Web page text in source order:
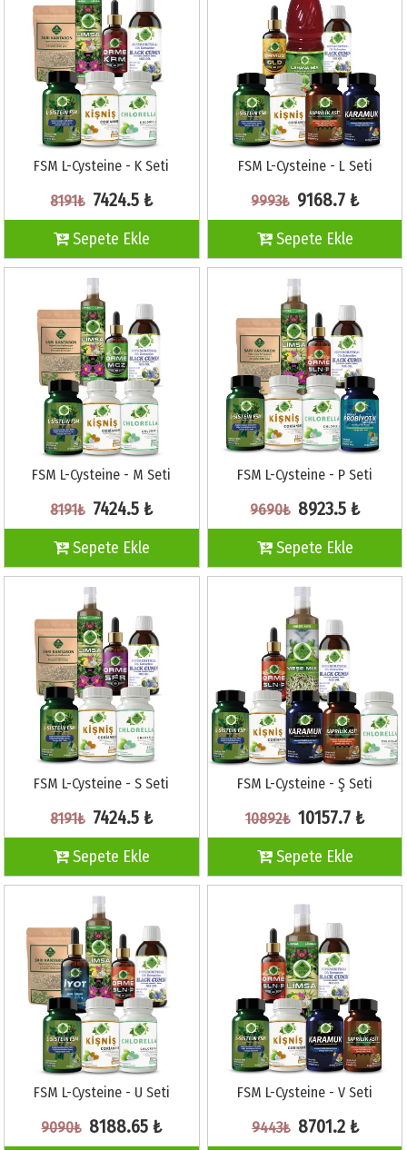
FSM L-Cysteine - K Seti
8191₺ 7424.5 ₺
Sepete Ekle
FSM L-Cysteine - L Seti
9993₺ 9168.7 ₺
Sepete Ekle
FSM L-Cysteine - M Seti
8191₺ 7424.5 ₺
Sepete Ekle
FSM L-Cysteine - P Seti
9690₺ 8923.5 ₺
Sepete Ekle
FSM L-Cysteine - S Seti
8191₺ 7424.5 ₺
Sepete Ekle
FSM L-Cysteine - Ş Seti
10892₺ 10157.7 ₺
Sepete Ekle
FSM L-Cysteine - U Seti
9090₺ 8188.65 ₺
FSM L-Cysteine - V Seti
9443₺ 8701.2 ₺